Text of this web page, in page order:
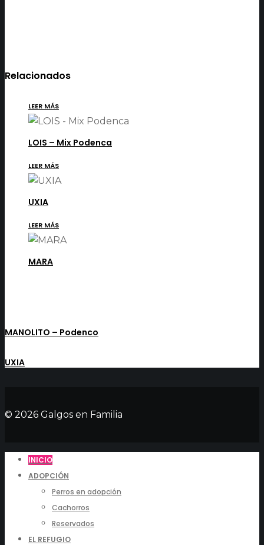
Relacionados
LEER MÁS
LOIS – Mix Podenca
LEER MÁS
UXIA
LEER MÁS
MARA
MANOLITO – Podenco
UXIA
© 2026 Galgos en Familia
INICIO
ADOPCIÓN
Perros en adopción
Cachorros
Reservados
EL REFUGIO